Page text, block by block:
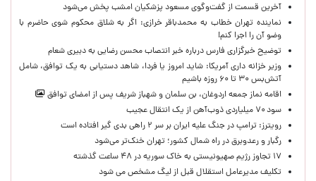
آخرین قسمت از گفت‌وگوی مسعود پزشکیان امشب پخش می‌شود
نماینده تهران خطاب به محمدباقر خرازی: اگر به شلاق محکوم شوی حاضرم با
وضو آن را اجرا کنم!
توضیح خبرگزاری فارس درباره خبر انتصاب محسن رضایی به دبیری شعام
وزیر خزانه داری آمریکا: شاید امروز یا فردا، شاهد دستیابی به یک توافق، شامل
آتش‌بس ۳۰ تا ۶۰ روزه باشیم
اقامه نماز جمعه اردوغان، بن ‌سلمان و شهباز شریف پس از امضای توافق
سود ۷۰ میلیاردی ذوب‌آهن از یک انتقال عجیب
رویترز: ترامپ در جنگ علیه ایران بر سر ۲ راهی بدی گیر افتاده است
رگبار و رعدوبرق در راه شمال کشور؛ تهران خنک‌تر می‌شود
۱۷ تجاوز رژیم صهیونیستی به خاک سوریه در ۴۸ ساعت گذشته
تکلیف مدیرعامل استقلال قبل از لیگ مشخص می شود